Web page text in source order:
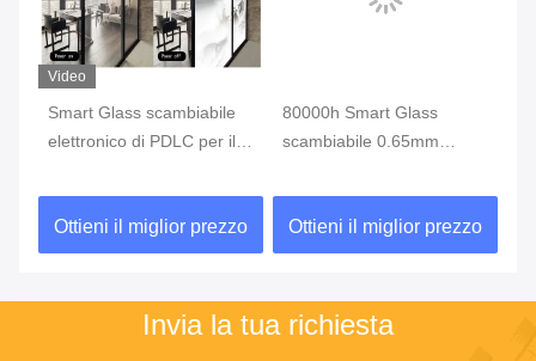
Video
Smart Glass scambiabile
elettronico di PDLC per il
di segretezza
Ottieni il miglior prezzo
80000h Smart Glass
scambiabile 0.65mm
Ottieni il miglior prezzo
Invia la tua richiesta